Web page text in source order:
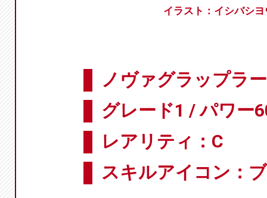
イラスト：イシバシ
ノヴァグラップラ
グレード1 / パワー
レアリティ：C
スキルアイコン：